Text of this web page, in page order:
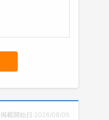
掲載開始日:2026/08/05